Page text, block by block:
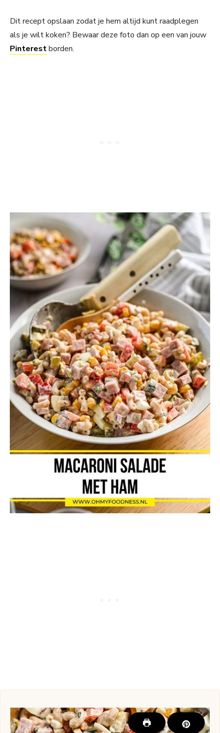
Dit recept opslaan zodat je hem altijd kunt raadplegen
als je wilt koken? Bewaar deze foto dan op een van jouw
Pinterestborden.